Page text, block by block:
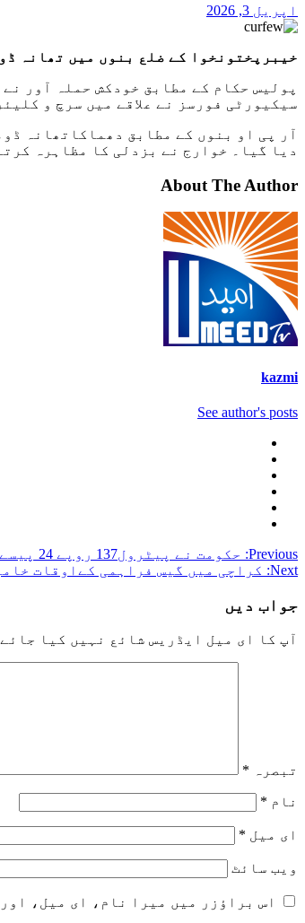
اپریل 3, 2026
خیبرپختونخوا کے ضلع بنوں میں تھانہ ڈومیل پر
سیکیورٹی فورسز نے علاقے میں سرچ و
آر پی او بنوں کے مطابق دھماکاتھانہ
دیا گیا۔ خوارج نے بزدلی کا مظاہرہ
About The Author
kazmi
See author's posts
Post
navigation
Previous: حکومت نے پیٹرول137 روپے 24 پیسے اور ڈیزل 184 روپے 49 پیسے فی لیٹر مہنگا کر دیا
Next: کراچی میں گیس فراہمی کےاوقات
جواب دیں
آپ کا ای میل ایڈریس شائع نہیں کیا جائے
تبصرہ *
نام *
ای میل *
ویب‌ سائٹ
اس براؤزر میں میرا نام، ای میل،